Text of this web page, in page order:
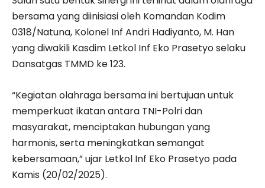
bersama yang diinisiasi oleh Komandan Kodim
0318/Natuna, Kolonel Inf Andri Hadiyanto, M. Han
yang diwakili Kasdim Letkol Inf Eko Prasetyo selaku
Dansatgas TMMD ke 123.
“Kegiatan olahraga bersama ini bertujuan untuk
memperkuat ikatan antara TNI-Polri dan
masyarakat, menciptakan hubungan yang
harmonis, serta meningkatkan semangat
kebersamaan,” ujar Letkol Inf Eko Prasetyo pada
Kamis (20/02/2025).